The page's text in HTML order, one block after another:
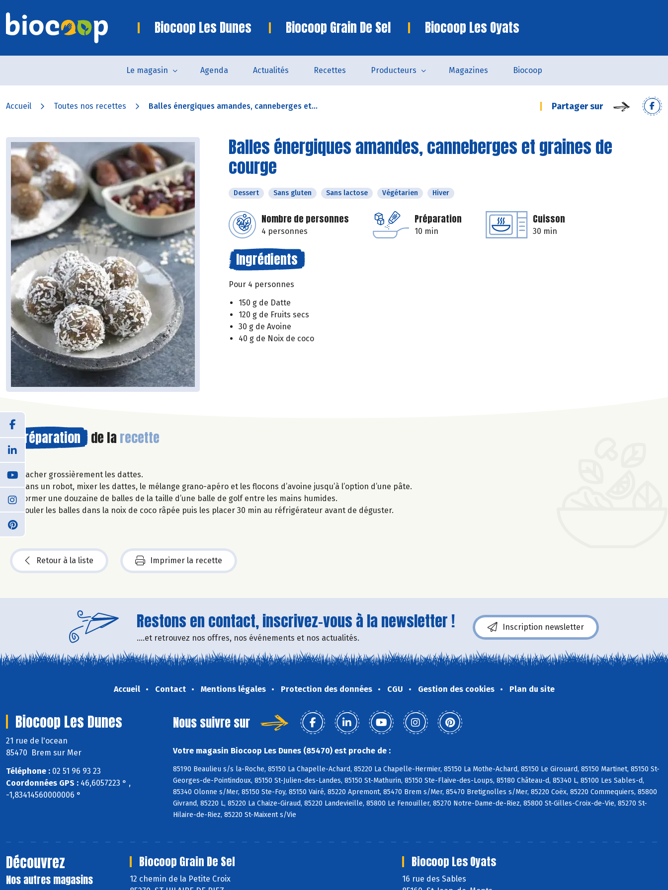
Biocoop Les Dunes Biocoop Grain De Sel Biocoop Les Oyats
Le magasin Agenda Actualités Recettes Producteurs Magazines Biocoop
Accueil Toutes nos recettes Balles énergiques amandes, canneberges et... Partager sur
Balles énergiques amandes, canneberges et graines de
courge
Dessert Sans gluten Sans lactose Végétarien Hiver
Nombre de personnes
4 personnes
Préparation
10 min
Cuisson
30 min
Ingrédients
Pour 4 personnes
150 g de Datte
120 g de Fruits secs
30 g de Avoine
40 g de Noix de coco
Préparation de la recette
Hacher grossièrement les dattes.
Dans un robot, mixer les dattes, le mélange grano-apéro et les flocons d’avoine jusqu’à l’option d’une pâte.
Former une douzaine de balles de la taille d’une balle de golf entre les mains humides.
Rouler les balles dans la noix de coco râpée puis les placer 30 min au réfrigérateur avant de déguster.
Retour à la liste Imprimer la recette
Restons en contact, inscrivez-vous à la newsletter !
....et retrouvez nos offres, nos événements et nos actualités.
Inscription newsletter
Accueil Contact Mentions légales Protection des données CGU Gestion des cookies Plan du site
Biocoop Les Dunes
21 rue de l'ocean
85470 Brem sur Mer
Téléphone : 02 51 96 93 23
Coordonnées GPS : 46,6057223 ° ,
-1,83414560000006 °
Nous suivre sur
Votre magasin Biocoop Les Dunes (85470) est proche de :
85190 Beaulieu s/s la-Roche, 85150 La Chapelle-Achard, 85220 La Chapelle-Hermier, 85150 La Mothe-Achard, 85150 Le Girouard, 85150 Martinet, 85150 St-
Georges-de-Pointindoux, 85150 St-Julien-des-Landes, 85150 St-Mathurin, 85150 Ste-Flaive-des-Loups, 85180 Château-d, 85340 L, 85100 Les Sables-d,
85340 Olonne s/Mer, 85150 Ste-Foy, 85150 Vairé, 85220 Apremont, 85470 Brem s/Mer, 85470 Bretignolles s/Mer, 85220 Coëx, 85220 Commequiers, 85800
Givrand, 85220 L, 85220 La Chaize-Giraud, 85220 Landevieille, 85800 Le Fenouiller, 85270 Notre-Dame-de-Riez, 85800 St-Gilles-Croix-de-Vie, 85270 St-
Hilaire-de-Riez, 85220 St-Maixent s/Vie
Découvrez
Nos autres magasins
Biocoop Grain De Sel
12 chemin de la Petite Croix
Biocoop Les Oyats
16 rue des Sables